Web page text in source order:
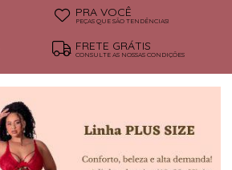
PRA VOCÊ
PEÇAS QUE SÃO TENDÊNCIAS!
FRETE GRÁTIS
CONSULTE AS NOSSAS CONDIÇÕES